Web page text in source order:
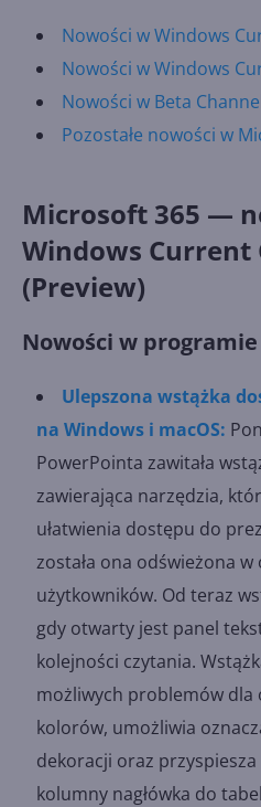
Nowości w Windows
Nowości w Windows
Nowości w Beta
Pozostałe nowości w
Microsoft 365 —
Windows Current
(Preview)
Nowości w
Ulepszona wstążka
na Windows i macOS:
PowerPointa zawitała
zawierająca narzędzia,
ułatwienia dostępu do
została ona odświeżona
użytkowników. Od teraz
gdy otwarty jest panel
kolejności czytania.
możliwych problemów
kolorów, umożliwia
dekoracji oraz
kolumny nagłówka do